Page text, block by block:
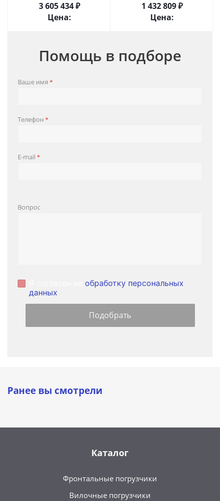
3 605 434 ₽
Цена:
1 432 809 ₽
Цена:
Помощь в подборе
Ваше имя *
Телефон *
E-mail *
Вопрос
обработку персональных
данных
Ранее вы смотрели
Каталог
Фронтальные погрузчики
Вилочные погрузчики